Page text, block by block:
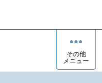
その他
メニュー